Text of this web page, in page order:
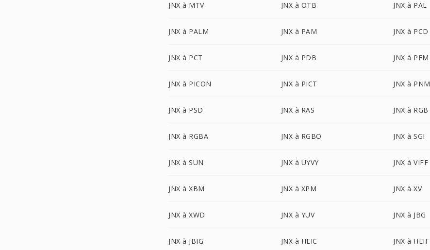
JNX à MTV JNX à OTB JNX à PAL
JNX à PALM JNX à PAM JNX à PCD
JNX à PCT JNX à PDB JNX à PFM
JNX à PICON JNX à PICT JNX à PNM
JNX à PSD JNX à RAS JNX à RGB
JNX à RGBA JNX à RGBO JNX à SGI
JNX à SUN JNX à UYVY JNX à VIFF
JNX à XBM JNX à XPM JNX à XV
JNX à XWD JNX à YUV JNX à JBG
JNX à JBIG JNX à HEIC JNX à HEIF